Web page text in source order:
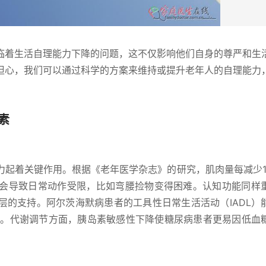
生活自理能力下降的问题，这不仅影响他们自身的尊严和生
，我们可以通过科学的方案来维持或提升老年人的自理能力
着关键作用。根据《老年医学杂志》的研究，肌肉量每减少
导致日常动作受限，比如弯腰捡物变得困难。认知功能同样
的支持。阿尔茨海默病患者的工具性日常生活活动（IADL）
代谢调节方面，胰岛素敏感性下降使糖尿病患者更易因低血